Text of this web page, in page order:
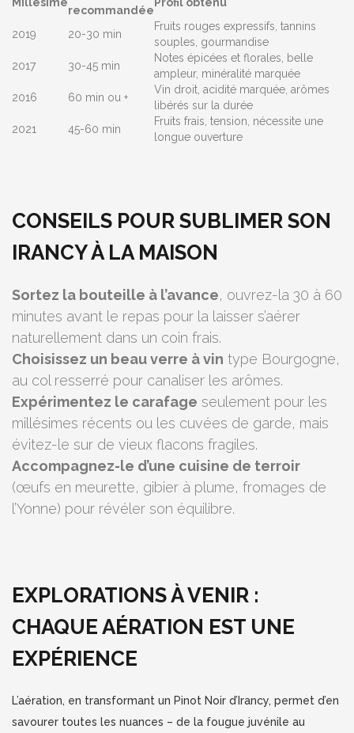
recommandée
2019 20-30 min
Fruits rouges expressifs, tannins
souples, gourmandise
2017
30-45 min
Notes épicées et florales, belle
ampleur, minéralité marquée
2016
60 min ou +
Vin droit, acidité marquée, arômes
libérés sur la durée
2021
45-60 min
Fruits frais, tension, nécessite une
longue ouverture
CONSEILS POUR SUBLIMER SON
IRANCY À LA MAISON
Sortez la bouteille à l’avance, ouvrez-la 30 à 60
minutes avant le repas pour la laisser s’aérer
naturellement dans un coin frais.
Choisissez un beau verre à vin type Bourgogne,
au col resserré pour canaliser les arômes.
Expérimentez le carafage seulement pour les
millésimes récents ou les cuvées de garde, mais
évitez-le sur de vieux flacons fragiles.
Accompagnez-le d’une cuisine de terroir
(œufs en meurette, gibier à plume, fromages de
l’Yonne) pour révéler son équilibre.
EXPLORATIONS À VENIR :
CHAQUE AÉRATION EST UNE
EXPÉRIENCE
L’aération, en transformant un Pinot Noir d’Irancy, permet d’en
savourer toutes les nuances – de la fougue juvénile au